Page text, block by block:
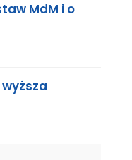
MdM i o